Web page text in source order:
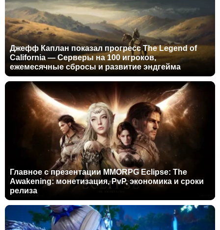
Джефф Каплан показал прогресс The Legend of
California — Серверы на 100 игроков,
ежемесячные сбросы и развитие эндгейма
Главное с презентации MMORPG Eclipse: The
Awakening: монетизация, PvP, экономика и сроки
релиза